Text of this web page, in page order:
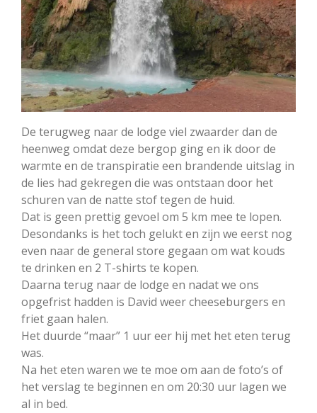
De terugweg naar de lodge viel zwaarder dan de
heenweg omdat deze bergop ging en ik door de
warmte en de transpiratie een brandende uitslag in
de lies had gekregen die was ontstaan door het
schuren van de natte stof tegen de huid.
Dat is geen prettig gevoel om 5 km mee te lopen.
Desondanks is het toch gelukt en zijn we eerst nog
even naar de general store gegaan om wat kouds
te drinken en 2 T-shirts te kopen.
Daarna terug naar de lodge en nadat we ons
opgefrist hadden is David weer cheeseburgers en
friet gaan halen.
Het duurde “maar” 1 uur eer hij met het eten terug
was.
Na het eten waren we te moe om aan de foto’s of
het verslag te beginnen en om 20:30 uur lagen we
al in bed.